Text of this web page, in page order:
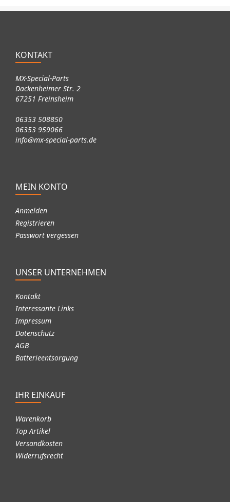
KONTAKT
MX-Special-Parts
Dackenheimer Str. 2
67251 Freinsheim
06353 508850
06353 959066
info@mx-special-parts.de
MEIN KONTO
Anmelden
Registrieren
Passwort vergessen
UNSER UNTERNEHMEN
Kontakt
Interessante Links
Impressum
Datenschutz
AGB
Batterieentsorgung
IHR EINKAUF
Warenkorb
Top Artikel
Versandkosten
Widerrufsrecht